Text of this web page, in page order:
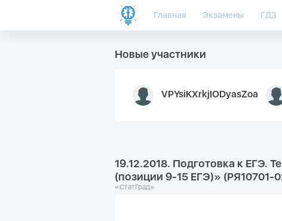
Главная Экзамены ГДЗ
Новые участники
VPYsiKXrkjIODyasZoa
19.12.2018. Подготовка к ЕГЭ.
(позиции 9-15 ЕГЭ)» (РЯ10701-
«СтатГрад»